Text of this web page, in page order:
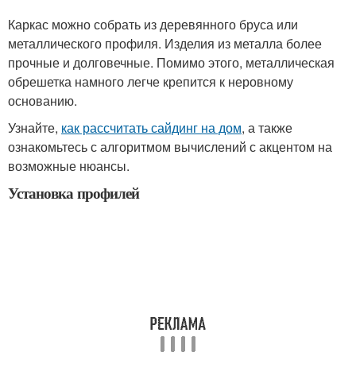
Каркас можно собрать из деревянного бруса или
металлического профиля. Изделия из металла более
прочные и долговечные. Помимо этого, металлическая
обрешетка намного легче крепится к неровному
основанию.
Узнайте, как рассчитать сайдинг на дом, а также
ознакомьтесь с алгоритмом вычислений с акцентом на
возможные нюансы.
Установка профилей